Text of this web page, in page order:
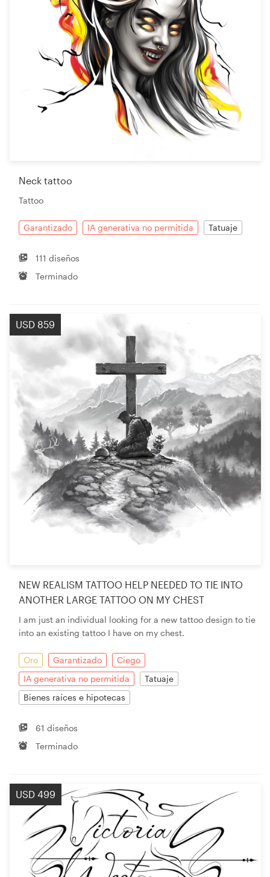
Neck tattoo
Tattoo
Garantizado IA generativa no permitida Tatuaje
111 diseños
Terminado
USD 859
NEW REALISM TATTOO HELP NEEDED TO TIE INTO
ANOTHER LARGE TATTOO ON MY CHEST
I am just an individual looking for a new tattoo design to tie
into an existing tattoo I have on my chest.
Oro Garantizado
Ciego
IA generativa no permitida
Tatuaje
Bienes raíces e hipotecas
61 diseños
Terminado
USD 499